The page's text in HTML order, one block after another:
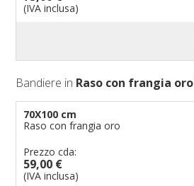
(IVA inclusa)
Bandiere in Raso con frangia oro
70X100 cm
Raso con frangia oro
Prezzo cda:
59,00 €
(IVA inclusa)